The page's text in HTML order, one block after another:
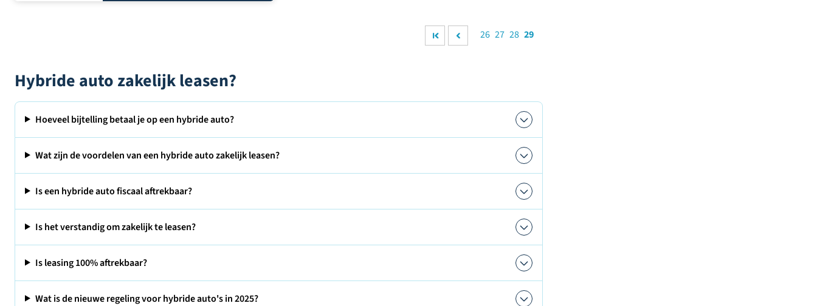
26 27 28 29
Hybride auto zakelijk leasen?
Hoeveel bijtelling betaal je op een hybride auto?
Wat zijn de voordelen van een hybride auto zakelijk leasen?
Is een hybride auto fiscaal aftrekbaar?
Is het verstandig om zakelijk te leasen?
Is leasing 100% aftrekbaar?
Wat is de nieuwe regeling voor hybride auto's in 2025?